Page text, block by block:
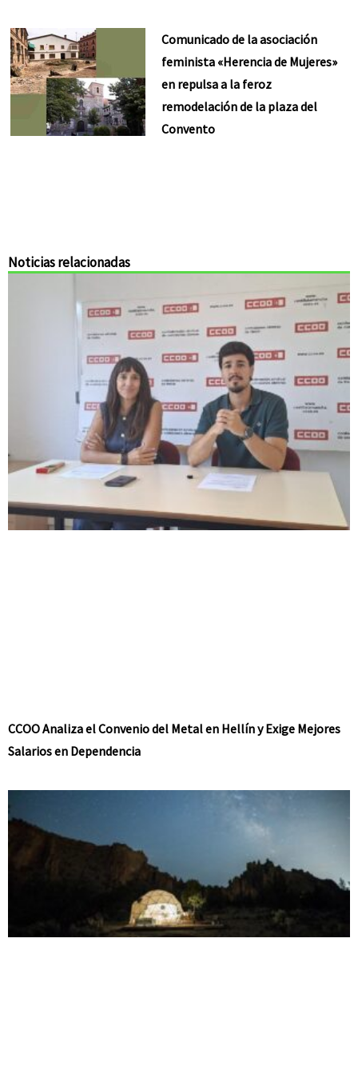
Comunicado de la asociación
feminista «Herencia de Mujeres»
en repulsa a la feroz
remodelación de la plaza del
Convento
Noticias relacionadas
CCOO Analiza el Convenio del Metal en Hellín y Exige Mejores
Salarios en Dependencia